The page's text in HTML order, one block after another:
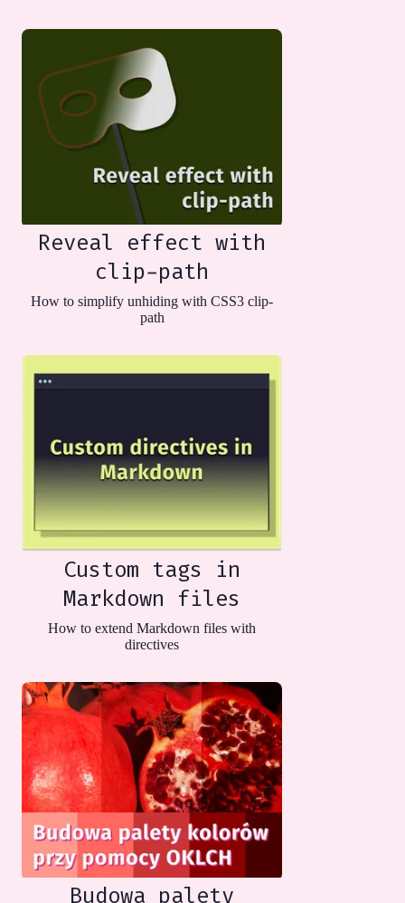
Reveal effect with
clip-path
How to simplify unhiding with CSS3 clip-
path
Custom tags in
Markdown files
How to extend Markdown files with
directives
Budowa palety